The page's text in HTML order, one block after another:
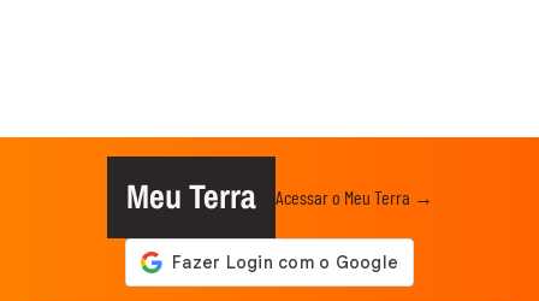
Meu Terra Acessar o Meu Terra →